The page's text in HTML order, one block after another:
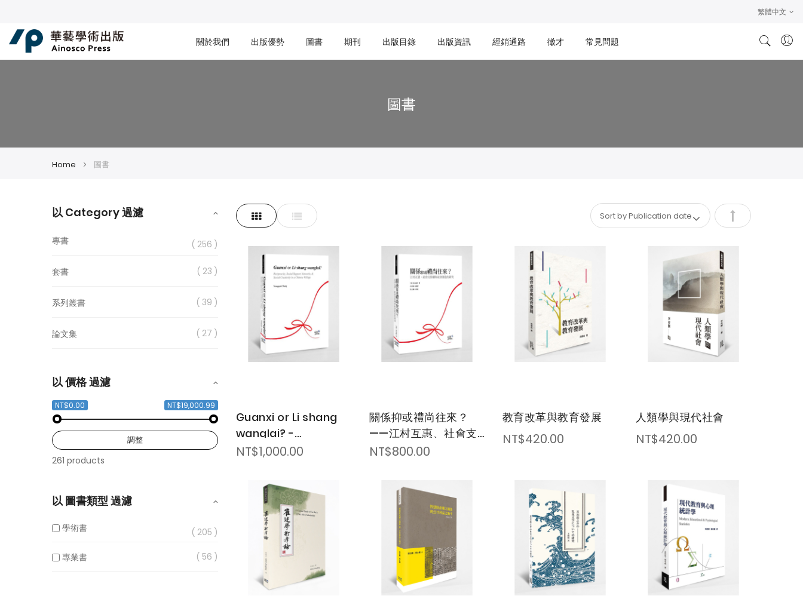
繁體中文
關於我們 出版優勢 圖書 期刊 出版目錄 出版資訊 經銷通路 徵才 常見問題
圖書
Home 圖書
View
as
Grid List
Set
Guanxi or Li shang
wanglai? -
Reciprocity, Social
Social Creativity in
a Chinese Village
NT$1,000.00
關係抑或禮尚往來？
——江村互惠、社會支
持網和社會創造的研究
NT$800.00
教育改革與教育發展
NT$420.00
人類學與現代社會
NT$420.00
以 Category 過濾
專書 256
套書 23
系列叢書 39
論文集 27
以 價格 過濾
NT$0.00 NT$19,000.99
調整
261 products
以 圖書類型 過濾
學術書 205
專業書 56